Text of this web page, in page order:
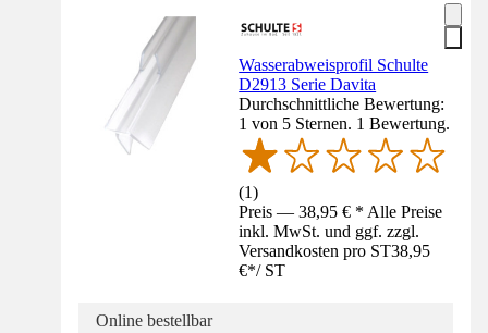
Wasserabweisprofil Schulte
D2913 Serie Davita
Durchschnittliche Bewertung:
1 von 5 Sternen. 1 Bewertung.
(1)
Preis — 38,95 € * Alle Preise
inkl. MwSt. und ggf. zzgl.
Versandkosten pro ST38,95
€*/ ST
Online bestellbar